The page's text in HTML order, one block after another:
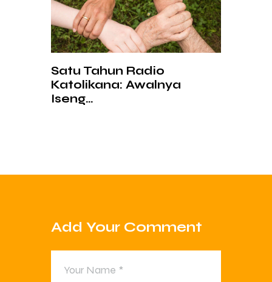
Satu Tahun Radio
Katolikana: Awalnya
Iseng…
Add Your Comment